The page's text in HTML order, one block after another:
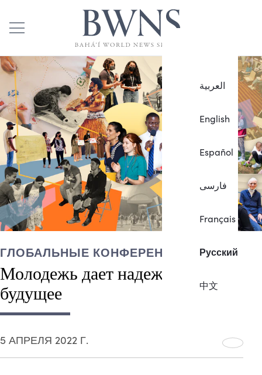
العربية
English
Español
فارسی
Français
Русский
中文
ГЛОБАЛЬНЫЕ КОНФЕРЕНЦИИ
Молодежь дает надежду на
будущее
5 АПРЕЛЯ 2022 Г.